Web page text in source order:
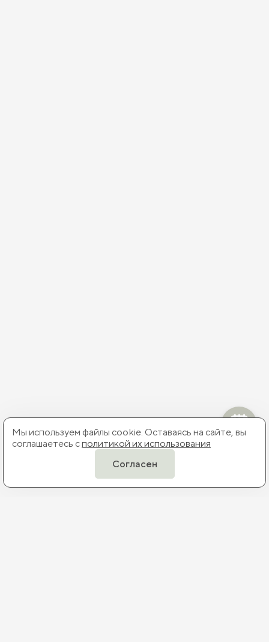
Мы используем файлы cookie. Оставаясь на сайте, вы
соглашаетесь сполитикой их использования
Согласен